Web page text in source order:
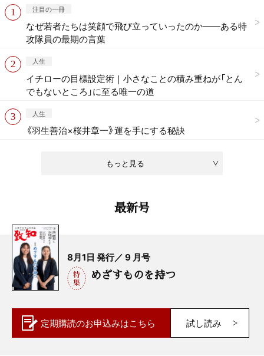
もっと見る
注目の一冊
なぜ若者たちは笑顔で飛び立っていったのか——ある特
攻隊員の最期の言葉
人生
イチローの目標設定術｜小さなことの積み重ねが「とん
でもないところ」に至る唯一の道
人生
《羽生善治×桜井章一》運を手にする秘訣
最新号
8月1日 発行／ 9 月号
めざすものを持つ
定期購読のお申込みはこちら 試し読み